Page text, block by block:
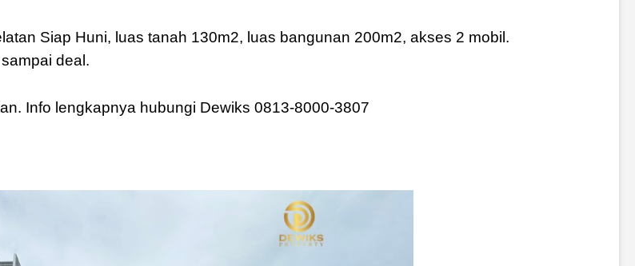
Siap Huni, luas tanah 130m2, luas bangunan 200m2, akses 2 mobil.
deal.
Info lengkapnya hubungi Dewiks 0813-8000-3807